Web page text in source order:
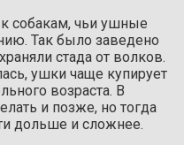
к собакам, чьи ушные
Так было заведено
стада от волков.
ушки чаще купирует
возраста. В
и позже, но тогда
дольше и сложнее.